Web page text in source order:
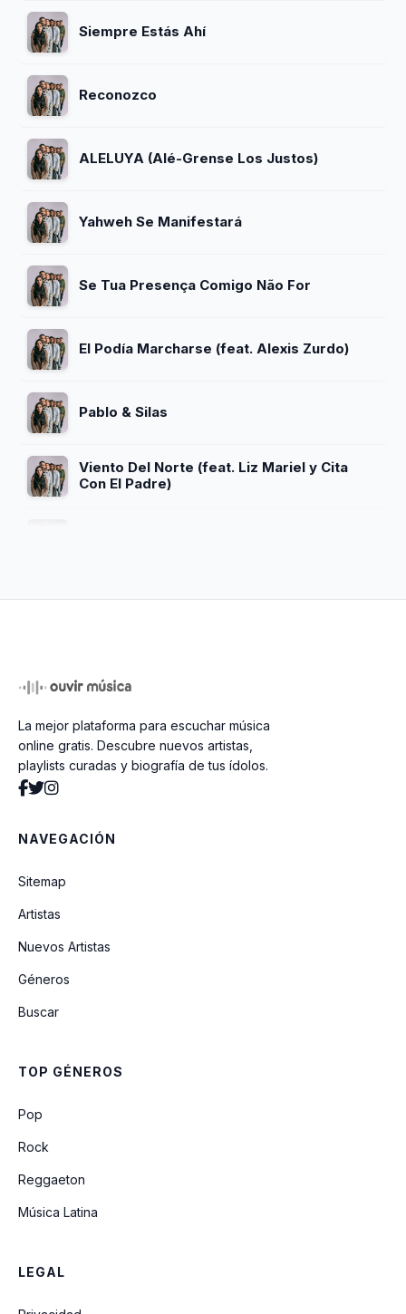
Siempre Estás Ahí
Reconozco
ALELUYA (Alé-Grense Los Justos)
Yahweh Se Manifestará
Se Tua Presença Comigo Não For
El Podía Marcharse (feat. Alexis Zurdo)
Pablo & Silas
Viento Del Norte (feat. Liz Mariel y Cita
Con El Padre)
Si Tu Presencia Conmigo No Va
La mejor plataforma para escuchar música
online gratis. Descubre nuevos artistas,
playlists curadas y biografía de tus ídolos.
NAVEGACIÓN
Sitemap
Artistas
Nuevos Artistas
Géneros
Buscar
TOP GÉNEROS
Pop
Rock
Reggaeton
Música Latina
LEGAL